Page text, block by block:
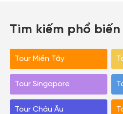
Tìm kiếm phổ biến
Tour Miền Tây
Tour Singapore
Tour Châu Âu